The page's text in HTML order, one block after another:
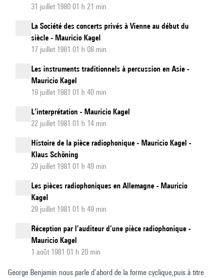
31 juillet 1980 01 h 21 min
La Société des concerts privés à Vienne au début du
siècle - Mauricio Kagel
17 juillet 1981 01 h 08 min
Les instruments traditionnels à percussion en Asie -
Mauricio Kagel
19 juillet 1981 01 h 40 min
L’interprétation - Mauricio Kagel
22 juillet 1981 01 h 14 min
Histoire de la pièce radiophonique - Mauricio Kagel -
Klaus Schöning
29 juillet 1981 01 h 49 min
Les pièces radiophoniques en Allemagne - Mauricio
Kagel
29 juillet 1981 01 h 49 min
Réception par l’auditeur d’une pièce radiophonique -
Mauricio Kagel
1 août 1981 01 h 20 min
George Benjamin nous parle d’abord de la forme cyclique,puis à titre